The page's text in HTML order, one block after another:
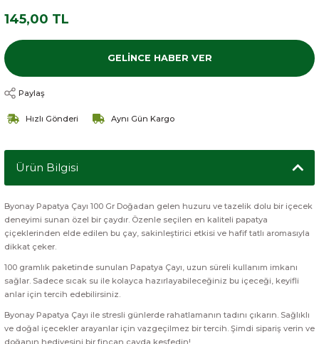
145,00 TL
GELINCE HABER VER
Paylaş
Hızlı Gönderi Aynı Gün Kargo
Ürün Bilgisi
Byonay Papatya Çayı 100 Gr Doğadan gelen huzuru ve tazelik dolu bir içecek
deneyimi sunan özel bir çaydır. Özenle seçilen en kaliteli papatya
çiçeklerinden elde edilen bu çay, sakinleştirici etkisi ve hafif tatlı aromasıyla
dikkat çeker.
100 gramlık paketinde sunulan Papatya Çayı, uzun süreli kullanım imkanı
sağlar. Sadece sıcak su ile kolayca hazırlayabileceğiniz bu içeceği, keyifli
anlar için tercih edebilirsiniz.
Byonay Papatya Çayı ile stresli günlerde rahatlamanın tadını çıkarın. Sağlıklı
ve doğal içecekler arayanlar için vazgeçilmez bir tercih. Şimdi sipariş verin ve
doğanın hediyesini bir fincan çayda keşfedin!